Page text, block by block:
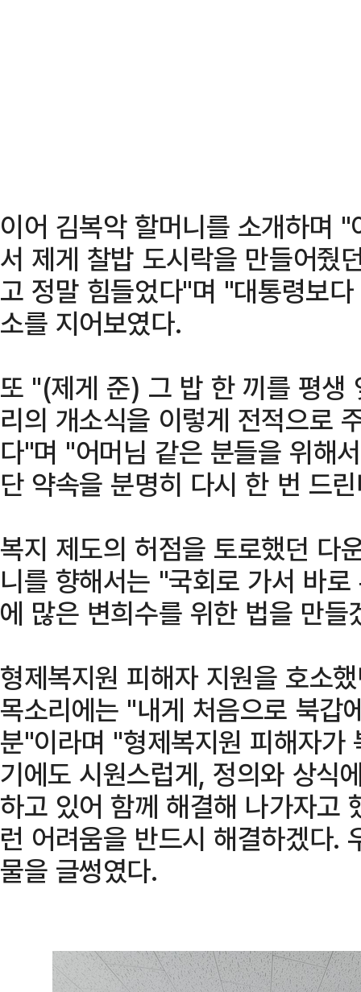
이어 김복악 할머니를 소개하며
서 제게 찰밥 도시락을 만들어줬
고 정말 힘들었다"며 "대통령보
소를 지어보였다.
또 "(제게 준) 그 밥 한 끼를 평생
리의 개소식을 이렇게 전적으로
다"며 "어머님 같은 분들을 위해
단 약속을 분명히 다시 한 번 드
복지 제도의 허점을 토로했던 다
니를 향해서는 "국회로 가서 바
에 많은 변희수를 위한 법을 만
형제복지원 피해자 지원을 호소
목소리에는 "내게 처음으로 북갑
분"이라며 "형제복지원 피해자가
기에도 시원스럽게, 정의와 상식
하고 있어 함께 해결해 나가자고
런 어려움을 반드시 해결하겠다.
물을 글썽였다.